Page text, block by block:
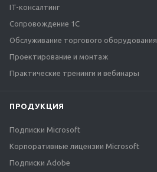
IT-консалтинг
Сопровождение 1С
Обслуживание торгового оборудования
Проектирование и монтаж
Практические тренинги и вебинары
ПРОДУКЦИЯ
Подписки Microsoft
Корпоративные лицензии Microsoft
Подписки Adobe